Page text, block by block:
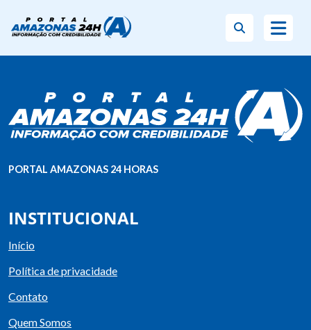
PORTAL AMAZONAS 24 HORAS
INSTITUCIONAL
Início
Política de privacidade
Contato
Quem Somos